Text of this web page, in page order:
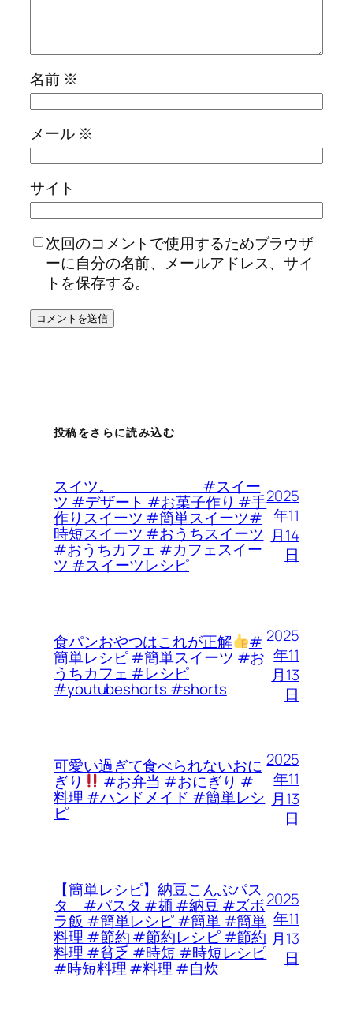
名前 ※
メール ※
サイト
次回のコメントで使用するためブラウザ
ーに自分の名前、メールアドレス、サイ
トを保存する。
投稿をさらに読み込む
スイツ。 #スイー
ツ #デザート #お菓子作り #手
作りスイーツ #簡単スイーツ#
時短スイーツ #おうちスイーツ
#おうちカフェ #カフェスイー
ツ #スイーツレシピ
2025
年11
月14
日
食パンおやつはこれが正解 #
簡単レシピ #簡単スイーツ #お
うちカフェ #レシピ
#youtubeshorts #shorts
2025
年11
月13
日
可愛い過ぎて食べられないおに
ぎり #お弁当 #おにぎり #
料理 #ハンドメイド #簡単レシ
ピ
2025
年11
月13
日
【簡単レシピ】納豆こんぶパス
タ #パスタ #麺 #納豆 #ズボ
ラ飯 #簡単レシピ #簡単 #簡単
料理 #節約 #節約レシピ #節約
料理 #貧乏 #時短 #時短レシピ
#時短料理 #料理 #自炊
2025
年11
月13
日